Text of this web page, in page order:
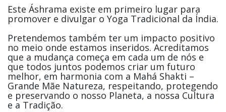
Este Áshrama existe em primeiro lugar para
promover e divulgar o Yoga Tradicional da Índia.
Pretendemos também ter um impacto positivo
no meio onde estamos inseridos. Acreditamos
que a mudança começa em cada um de nós e
que todos juntos podemos criar um futuro
melhor, em harmonia com a Mahá Shakti –
Grande Mãe Natureza, respeitando, protegendo
e preservando o nosso Planeta, a nossa Cultura
e a Tradição.